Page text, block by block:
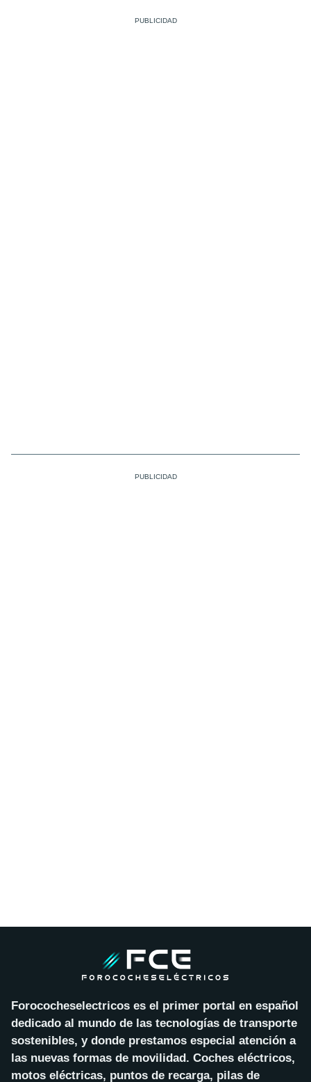
Forococheselectricos es el primer portal en español
dedicado al mundo de las tecnologías de transporte
sostenibles, y donde prestamos especial atención a
las nuevas formas de movilidad. Coches eléctricos,
motos eléctricas, puntos de recarga, pilas de